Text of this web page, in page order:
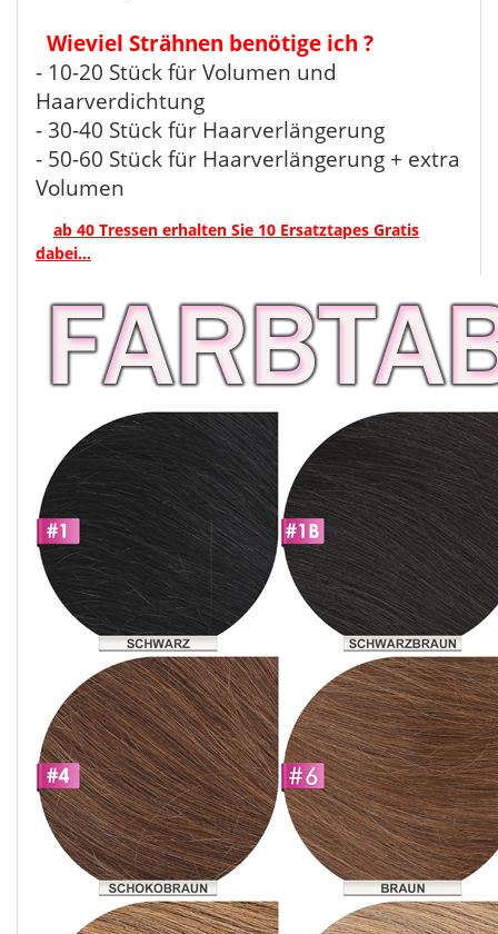
Wieviel Strähnen benötige ich ?
- 10-20 Stück für Volumen und
Haarverdichtung
- 30-40 Stück für Haarverlängerung
- 50-60 Stück für Haarverlängerung + extra
Volumen
ab 40 Tressen erhalten Sie 10 Ersatztapes Gratis
dabei...